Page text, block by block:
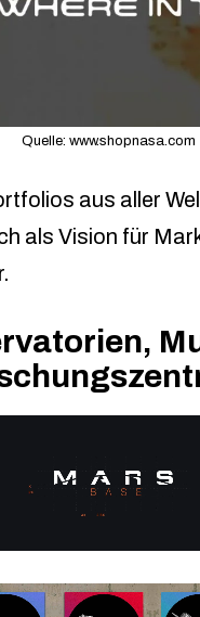
Quelle: www.shopnasa.com
aus aller
als Vision für